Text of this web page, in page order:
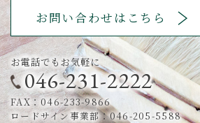
お問い合わせはこちら
お電話でもお気軽に
046-231-2222
FAX：046-233-9866
ロードサイン事業部：046-205-5588